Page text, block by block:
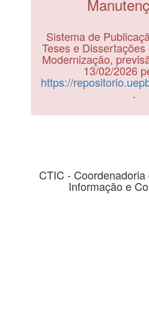
Sistema de
Teses e
Modernização,
13/02/2026
https://
.
CTIC -
Informação e